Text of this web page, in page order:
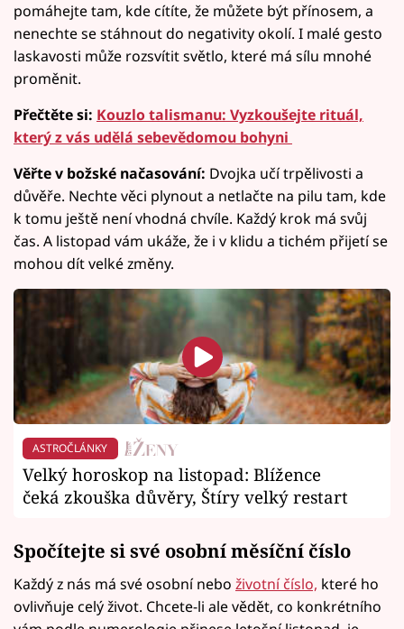
pomáhejte tam, kde cítíte, že můžete být přínosem, a
nenechte se stáhnout do negativity okolí. I malé gesto
laskavosti může rozsvítit světlo, které má sílu mnohé
proměnit.
Přečtěte si: Kouzlo talismanu: Vyzkoušejte rituál,
který z vás udělá sebevědomou bohyni
Věřte v božské načasování: Dvojka učí trpělivosti a
důvěře. Nechte věci plynout a netlačte na pilu tam, kde
k tomu ještě není vhodná chvíle. Každý krok má svůj
čas. A listopad vám ukáže, že i v klidu a tichém přijetí se
mohou dít velké změny.
ASTROČLÁNKY
Velký horoskop na listopad: Blížence
čeká zkouška důvěry, Štíry velký restart
Spočítejte si své osobní měsíční číslo
Každý z nás má své osobní nebo životní číslo, které ho
ovlivňuje celý život. Chcete-li ale vědět, co konkrétního